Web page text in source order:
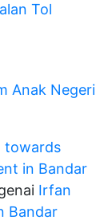
Tol
Anak Negeri
towards
in Bandar
Irfan
Bandar